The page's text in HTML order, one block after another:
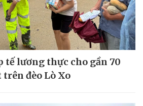
tế lương thực cho gần 70
đèo Lò Xo